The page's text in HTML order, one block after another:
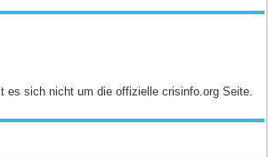
es sich nicht um die offizielle crisinfo.org Seite.